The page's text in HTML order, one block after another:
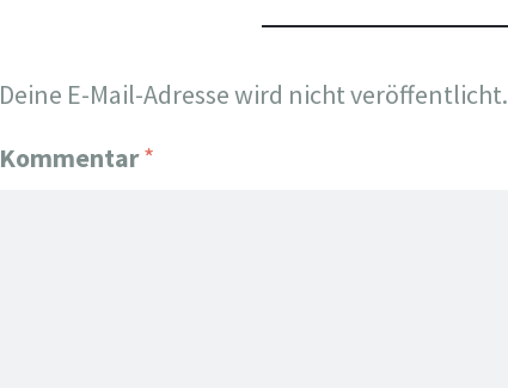
Deine E-Mail-Adresse wird nicht veröffentlicht.
Kommentar*